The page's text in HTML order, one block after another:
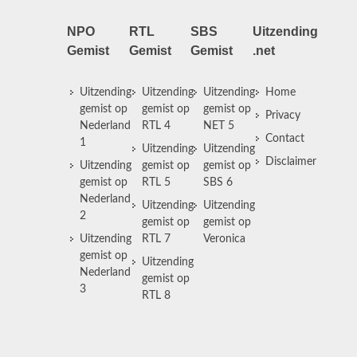
NPO
Gemist
Uitzending
gemist op
Nederland
1
Uitzending
gemist op
Nederland
2
Uitzending
gemist op
Nederland
3
RTL
Gemist
Uitzending
gemist op
RTL 4
Uitzending
gemist op
RTL 5
Uitzending
gemist op
RTL 7
Uitzending
gemist op
RTL 8
SBS
Gemist
Uitzending
gemist op
NET 5
Uitzending
gemist op
SBS 6
Uitzending
gemist op
Veronica
Uitzending
.net
Home
Privacy
Contact
Disclaimer